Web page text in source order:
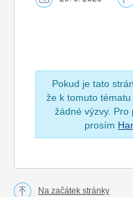
Pokud je tato
že k tomuto
žádné výzvy. Pro
prosím
Na začátek stránky